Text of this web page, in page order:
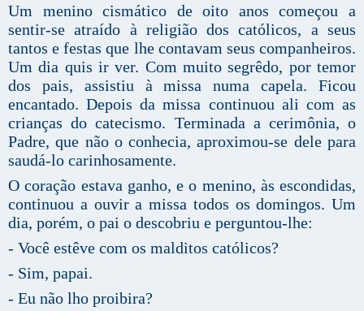
Um menino cismático de oito anos começou a
sentir-se atraído à religião dos católicos, a seus
tantos e festas que lhe contavam seus companheiros.
Um dia quis ir ver. Com muito segrêdo, por temor
dos pais, assistiu à missa numa capela. Ficou
encantado. Depois da missa continuou ali com as
crianças do catecismo. Terminada a cerimônia, o
Padre, que não o conhecia, aproximou-se dele para
saudá-lo carinhosamente.
O coração estava ganho, e o menino, às escondidas,
continuou a ouvir a missa todos os domingos. Um
dia, porém, o pai o descobriu e perguntou-lhe:
- Você estêve com os malditos católicos?
- Sim, papai.
- Eu não lho proibira?